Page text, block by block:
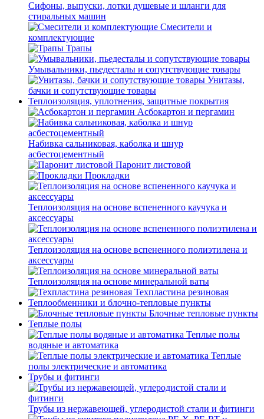
Сифоны, выпуски, лотки душевые и шланги для
стиральных машин
Смесители и
комплектующие
Трапы
Умывальники, пьедесталы и сопутствующие товары
Унитазы,
бачки и сопутствующие товары
Теплоизоляция, уплотнения, защитные покрытия
Асбокартон и пергамин
Набивка сальниковая, каболка и шнур
асбестоцементный
Паронит листовой
Прокладки
Теплоизоляция на основе вспененного каучука и
аксессуары
Теплоизоляция на основе вспененного полиэтилена и
аксессуары
Теплоизоляция на основе минеральной ваты
Техпластина резиновая
Теплообменники и блочно-тепловые пункты
Блочные тепловые пункты
Теплые полы
Теплые полы
водяные и автоматика
Теплые
полы электрические и автоматика
Трубы и фитинги
Трубы из нержавеющей, углеродистой стали и фитинги